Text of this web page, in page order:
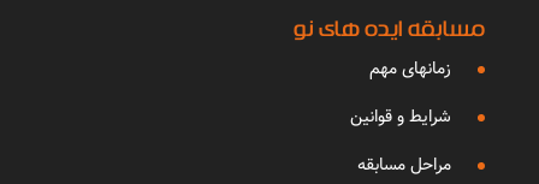
مسابقه ایده های نو
زمانهای مهم
شرایط و قوانین
مراحل مسابقه